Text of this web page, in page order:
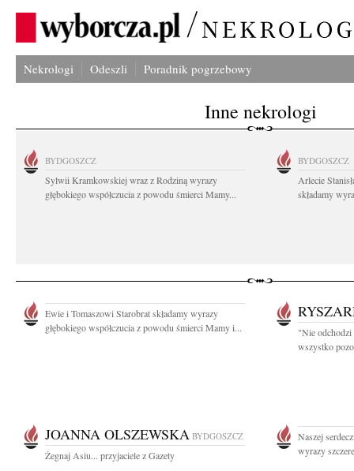
Nekrologi Odeszli Poradnik pogrzebowy
Inne nekrologi
BYDGOSZCZ
Sylwii Kramkowskiej wraz z Rodziną wyrazy
głębokiego współczucia z powodu śmierci Mamy...
BYDGOSZCZ
Arlecie
składamy
Ewie i Tomaszowi Starobrat składamy wyrazy
głębokiego współczucia z powodu śmierci Mamy i...
"Nie odchodzi
wszystko
JOANNA OLSZEWSKA BYDGOSZCZ
Żegnaj Asiu... przyjaciele z Gazety
Naszej
wyrazy